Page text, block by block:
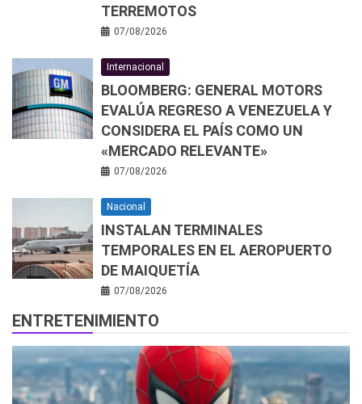
TERREMOTOS
07/08/2026
Internacional
BLOOMBERG: GENERAL MOTORS
EVALÚA REGRESO A VENEZUELA Y
CONSIDERA EL PAÍS COMO UN
«MERCADO RELEVANTE»
07/08/2026
Nacional
INSTALAN TERMINALES
TEMPORALES EN EL AEROPUERTO
DE MAIQUETÍA
07/08/2026
ENTRETENIMIENTO